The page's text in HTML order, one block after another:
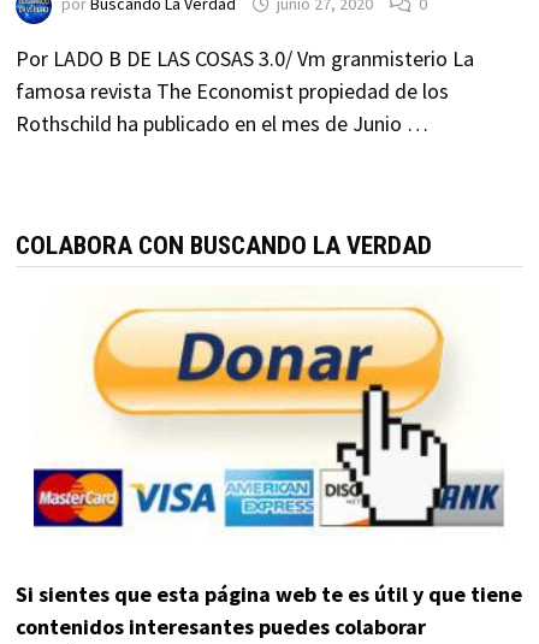
Por LADO B DE LAS COSAS 3.0/ Vm granmisterio La
famosa revista The Economist propiedad de los
Rothschild ha publicado en el mes de Junio …
COLABORA CON BUSCANDO LA VERDAD
Si sientes que esta página web te es útil y que tiene
contenidos interesantes puedes colaborar